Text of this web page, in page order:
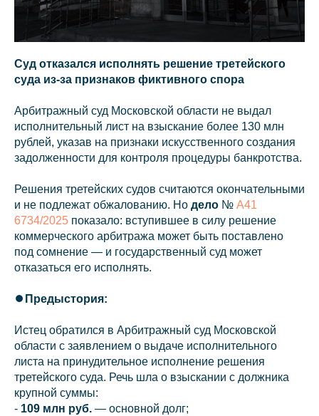
Суд отказался исполнять решение третейского
суда из-за признаков фиктивного спора
Арбитражный суд Московской области не выдал
исполнительный лист на взыскание более 130 млн
рублей, указав на признаки искусственного создания
задолженности для контроля процедуры банкротства.
Решения третейских судов считаются окончательными
и не подлежат обжалованию. Но дело № А41
6734/2025 показало: вступившее в силу решение
коммерческого арбитража может быть поставлено
под сомнение — и государственный суд может
отказаться его исполнять.
⏺️ Предыстория:
Истец обратился в Арбитражный суд Московской
области с заявлением о выдаче исполнительного
листа на принудительное исполнение решения
третейского суда. Речь шла о взыскании с должника
крупной суммы:
- 109 млн руб. — основной долг;